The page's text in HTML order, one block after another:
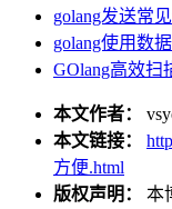
golang发送常
golang使用数
GOlang高效扫
本文作者：
本文链接：
方便.html
版权声明： 本